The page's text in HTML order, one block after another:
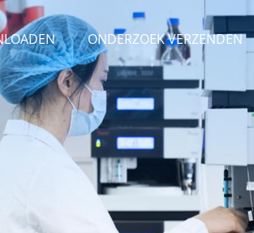
ONDERZOEK VERZENDEN